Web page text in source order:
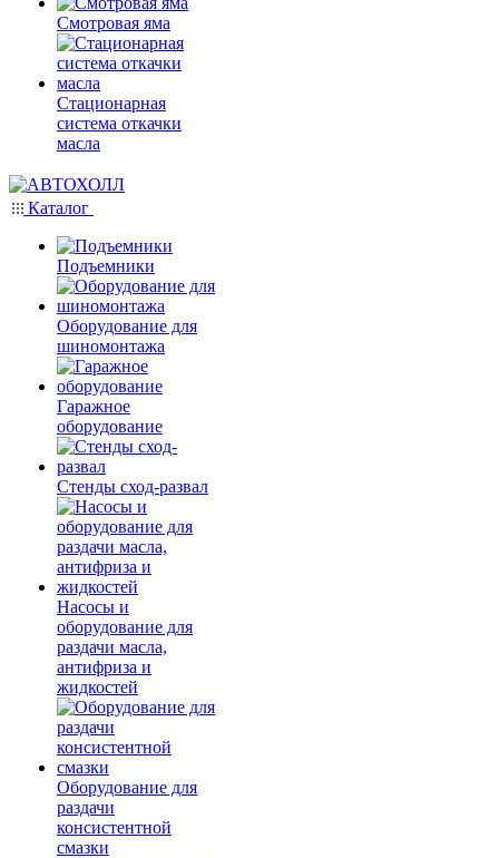
Смотровая яма
Стационарная
система откачки
масла
Каталог
Подъемники
Оборудование для
шиномонтажа
Гаражное
оборудование
Стенды сход-развал
Насосы и
оборудование для
раздачи масла,
антифриза и
жидкостей
Оборудование для
раздачи
консистентной
смазки